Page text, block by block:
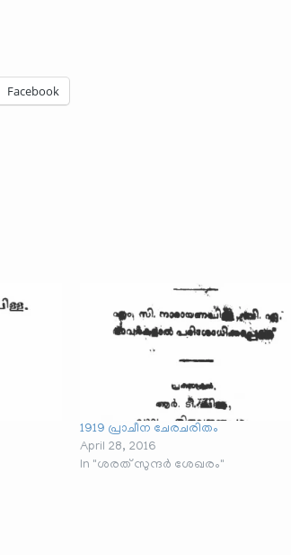
Facebook
1919 പ്രാചീന ചേരചരിതം
April 28, 2016
In "ശരത് സുന്ദർ ശേഖരം"